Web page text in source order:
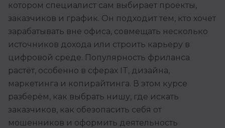
котором специалист сам выбирает проекты,
заказчиков и график. Он подходит тем, кто хочет
зарабатывать вне офиса, совмещать несколько
источников дохода или строить карьеру в
цифровой среде. Популярность фриланса
растёт, особенно в сферах IT, дизайна,
маркетинга и копирайтинга. В этом курсе
разберём, как выбрать нишу, где искать
заказчиков, как обезопасить себя от
мошенников и оформить деятельность
Разработка
Маркетинг
Дизайн
Аналитика
Менеджмент
Иностранные языки